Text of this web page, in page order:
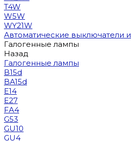
T4W
W5W
WY21W
Автоматические выключатели
Галогенные лампы
Назад
Галогенные лампы
B15d
BA15d
E14
E27
FA4
G53
GU10
GU4